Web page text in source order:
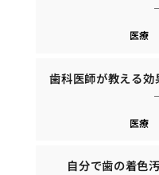
医療
歯科医師が教える
医療
自分で歯の着色